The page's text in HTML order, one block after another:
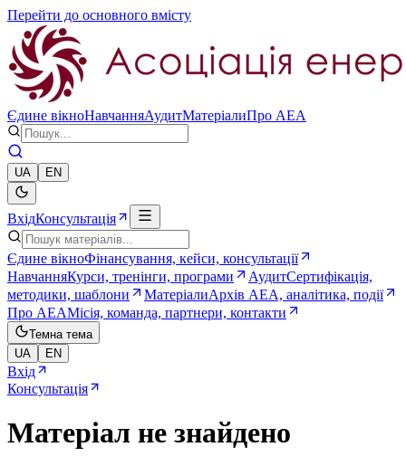
Перейти до основного вмісту
Єдине вікноНавчанняАудитМатеріалиПро AEA
UA EN
ВхідКонсультація
Єдине вікноФінансування, кейси, консультації
НавчанняКурси, тренінги, програми АудитСертифікація,
методики, шаблони
МатеріалиАрхів AEA, аналітика, події
Про AEAМісія, команда, партнери, контакти
Темна тема
UA
EN
Вхід
Консультація
Матеріал не знайдено